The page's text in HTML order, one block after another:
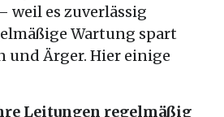
weil es zuverlässig
Wartung spart
Ärger. Hier einige
Leitungen regelmäßig